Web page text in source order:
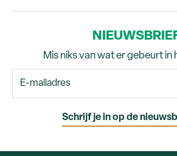
Mis niks van wat er gebeurt in